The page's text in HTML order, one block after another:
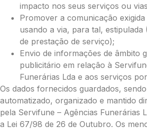
O seu email*
Mensagem a constar no
Pedidos/Informações
impacto nos seus serviços ou
Promover a comunicação
usando a via, para tal, estipulada
de prestação de serviço);
Envio de informações de âmbito
publicitário em relação à
Funerárias Lda e aos serviços
Os dados fornecidos guardados,
automatizado, organizado e mantido
pela Servifune – Agências Funerárias
a Lei 67/98 de 26 de Outubro. Os